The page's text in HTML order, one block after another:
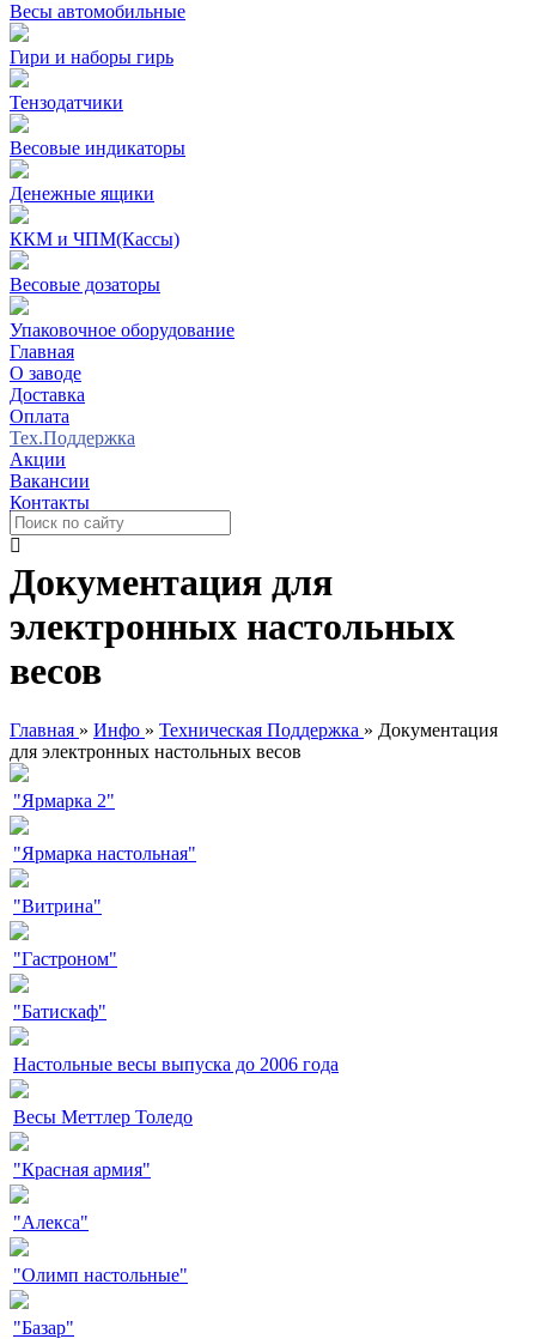
Весы автомобильные
Гири и наборы гирь
Тензодатчики
Весовые индикаторы
Денежные ящики
ККМ и ЧПМ(Кассы)
Весовые дозаторы
Упаковочное оборудование
Главная
О заводе
Доставка
Оплата
Тех.Поддержка
Акции
Вакансии
Контакты
Документация для
электронных настольных
весов
Главная » Инфо » Техническая Поддержка » Документация
для электронных настольных весов
"Ярмарка 2"
"Ярмарка настольная"
"Витрина"
"Гастроном"
"Батискаф"
Настольные весы выпуска до 2006 года
Весы Меттлер Толедо
"Красная армия"
"Алекса"
"Олимп настольные"
"Базар"